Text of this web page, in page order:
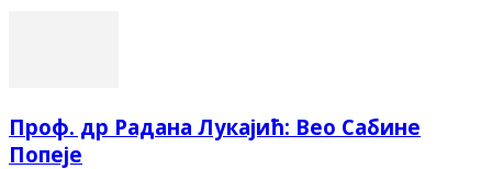
Проф. др Радана Лукајић: Вео Сабине
Попеје